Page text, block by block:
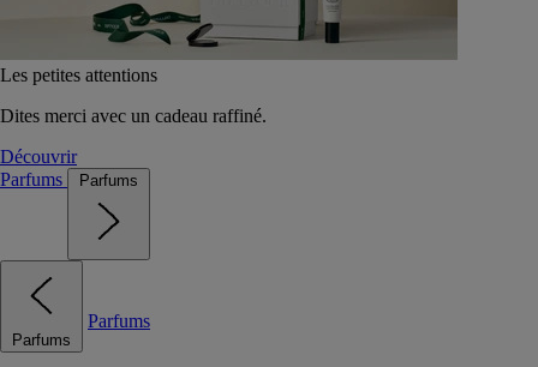
Les petites attentions
Dites merci avec un cadeau raffiné.
Découvrir
Parfums
Parfums
Parfums
Parfums